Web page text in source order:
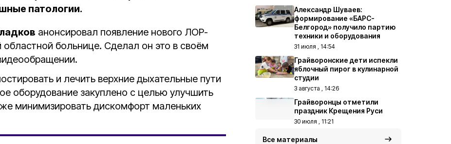
патологии.
анонсировал появление нового ЛОР-
областной больнице. Сделал он это в своём
и лечить верхние дыхательные пути
оборудование закуплено с целью улучшить
минимизировать дискомфорт маленьких
Александр Шуваев:
формирование «БАРС-
Белгород» получило партию
техники и оборудования
31 июля , 14:54
Грайворонские дети испекли
яблочный пирог в кулинарной
студии
3 августа , 14:26
Грайворонцы отметили
праздник Крещения Руси
30 июля , 11:21
Все материалы